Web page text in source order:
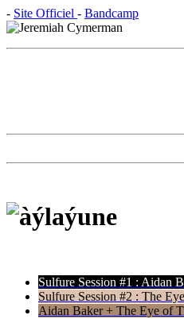
- Site Officiel - Bandcamp
Sulfure Session #1 : Aidan
Sulfure Session #2 : The
Aidan Baker + The Eye of